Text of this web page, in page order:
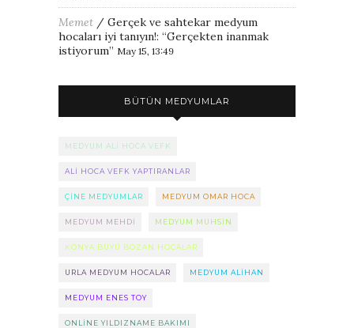
Memet / Gerçek ve sahtekar medyum
hocaları iyi tanıyın!: “Gerçekten inanmak
istiyorum” May 15, 13:49
BÜTÜN MEDYUMLAR
MEDYUM ALI HOCA VEFK
ALI HOCA VEFK YAPTIRANLAR
ÇINE MEDYUMLAR MEDYUM OMAR HOCA
MEDYUM MEHDI MEDYUM MUHSIN
KONYA BÜYÜ BOZAN HOCALAR
URLA MEDYUM HOCALAR MEDYUM ALIHAN
MEDYUM ENES TOY
ONLINE YILDIZNAME BAKIMI